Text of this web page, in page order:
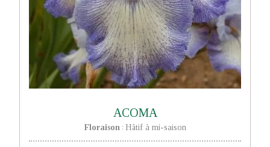
ACOMA
Floraison : Hâtif à mi-saison